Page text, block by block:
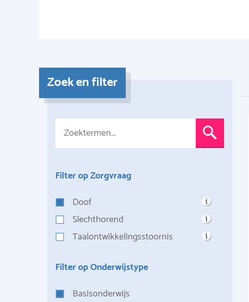
Zoek en filter
Filter op Zorgvraag
Doof
Slechthorend
Taalontwikkelingsstoornis
Filter op Onderwijstype
Basisonderwijs